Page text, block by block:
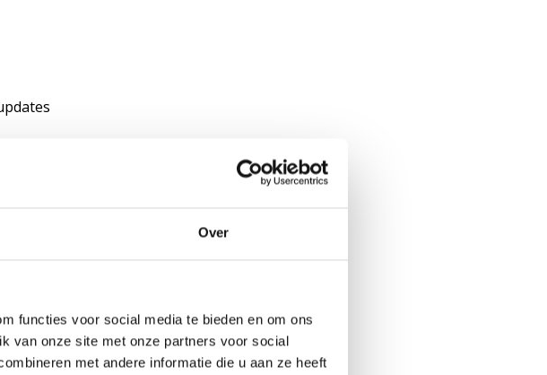
Over
functies voor social media te bieden en om ons
van onze site met onze partners voor social
met andere informatie die u aan ze heeft
als